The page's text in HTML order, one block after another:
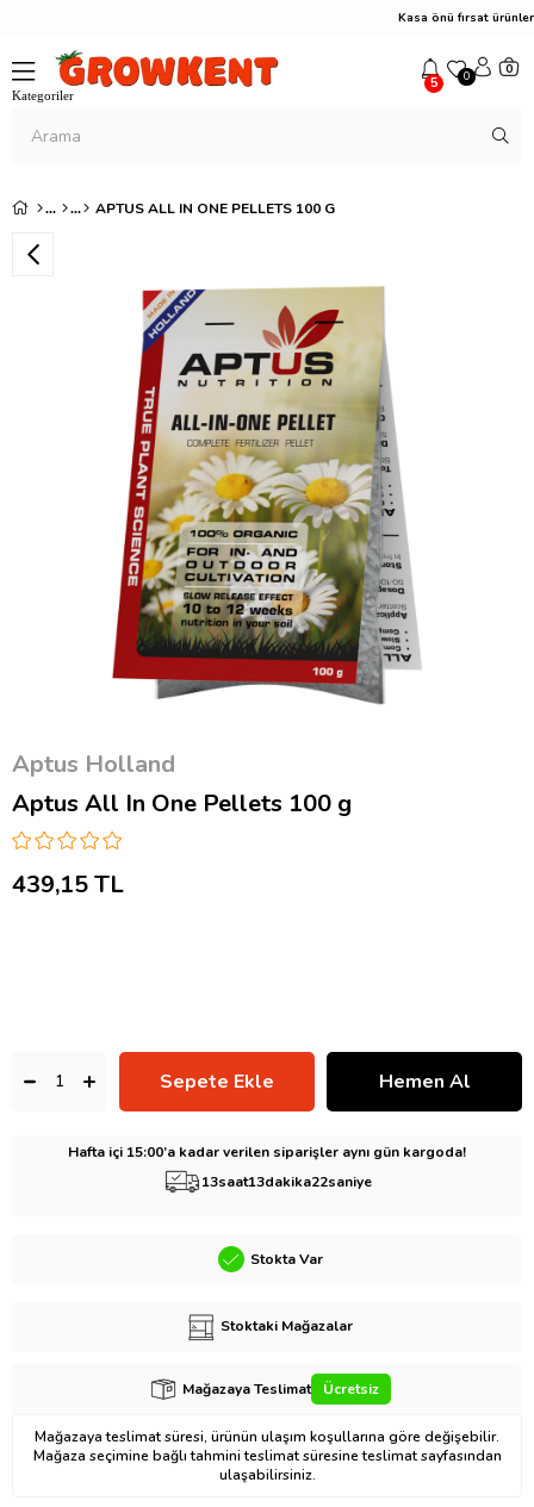
Kasa önü fırsat
5 0 0
APTUS ALL IN ONE PELLETS 100 G
Aptus Holland
Aptus All In One Pellets 100 g
439,15 TL
Hafta içi 15:00’a kadar verilen siparişler aynı gün kargoda!
13saat13dakika21saniye
Stokta Var
Stoktaki Mağazalar
Mağazaya Teslimat Ücretsiz
Mağazaya teslimat süresi, ürünün ulaşım koşullarına göre değişebilir.
Mağaza seçimine bağlı tahmini teslimat süresine teslimat sayfasından
ulaşabilirsiniz.